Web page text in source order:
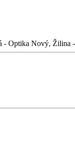
- Optika Nový, Žilina